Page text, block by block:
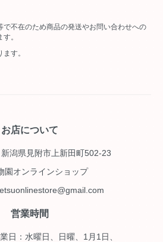
で不在のため商品の発送やお問い合わせへの
。
す。
お店について
潟県見附市上新田町502-23
園オンラインショップ
営業時間
：水曜日、日曜、1月1日、